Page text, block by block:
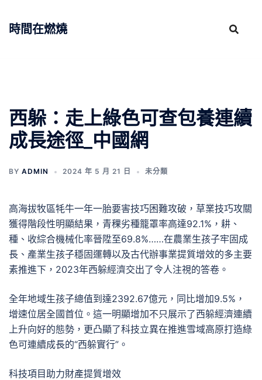
時間在燃燒
西躲：走上綠色可查包養連續
成長途徑_中國網
BY ADMIN 2024 年 5 月 21 日 未分類
高海拔牧區牦牛一年一胎要害技巧困難攻破，草業技巧攻關
獲得階段性明顯結果，青稞劣種籠罩率高達92.1%，耕、
種、收綜合機械化率晉陞至69.8%……在農業生孩子牢固成
長、產業生孩子穩固運轉以及古代辦事業提質增效的多主要
素推進下，2023年西躲經濟交出了令人注視的答卷。
全年地域生孩子總值到達2392.67億元，同比增加9.5%，
增速位居全國首位。這一明顯增加不只展示了西躲經濟連續
上升向好的態勢，更凸顯了科技立異在推進雪域高原打造綠
色可連續成長的“西躲實行”。
科技項目助力財產提質增效